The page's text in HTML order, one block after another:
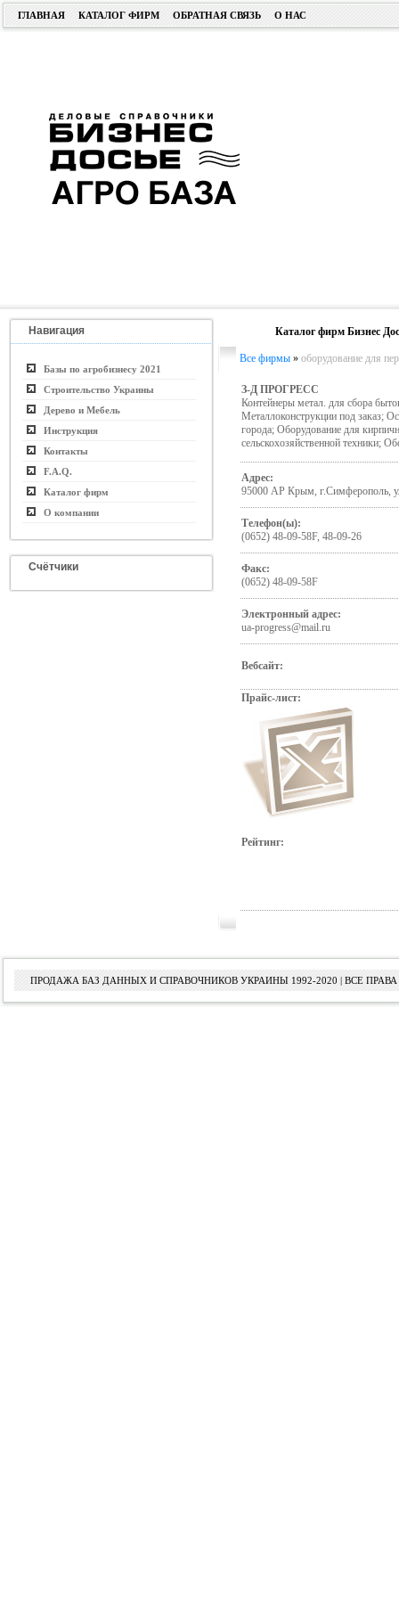
ГЛАВНАЯ КАТАЛОГ ФИРМ ОБРАТНАЯ СВЯЗЬ О НАС
Навигация
Базы по агробизнесу 2021
Строительство Украины
Дерево и Мебель
Инструкция
Контакты
F.A.Q.
Каталог фирм
О компании
Счётчики
Каталог фирм Бизнес
Все фирмы » оборудование для
З-Д ПРОГРЕСС
Контейнеры метал. для сбора
Металлоконструкции под заказ;
города; Оборудование для
сельскохозяйственной техники;
Адрес:
95000 АР Крым, г.Симферополь,
Телефон(ы):
(0652) 48-09-58F, 48-09-26
Факс:
(0652) 48-09-58F
Электронный адрес:
ua-progress@mail.ru
Вебсайт:
Прайс-лист:
Рейтинг:
ПРОДАЖА БАЗ ДАННЫХ И СПРАВОЧНИКОВ УКРАИНЫ 1992-2020 | ВСЕ